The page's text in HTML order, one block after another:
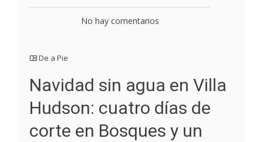
No hay comentarios
De a Pie
Navidad sin agua en Villa
Hudson: cuatro días de
corte en Bosques y un